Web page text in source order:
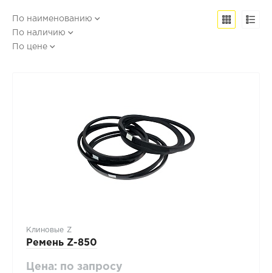
По наименованию
По наличию
По цене
Клиновые Z
Ремень Z-850
Цена: по запросу